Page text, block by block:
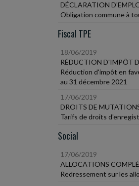
DÉCLARATION
Obligation commune à
Fiscal TPE
18/06/2019
RÉDUCTION D'IMPÔT
Réduction d'impôt en
au 31 décembre 2021
17/06/2019
DROITS DE
Tarifs de droits
Social
17/06/2019
ALLOCATIONS
Redressement sur les